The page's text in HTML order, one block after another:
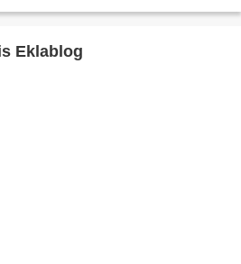
Article publié depuis Eklablog